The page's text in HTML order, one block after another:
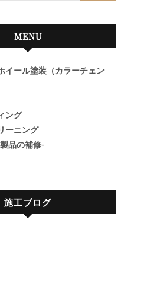
MENU
イール塗装（カラーチェン
ング
ーニング
品の補修-
施工ブログ